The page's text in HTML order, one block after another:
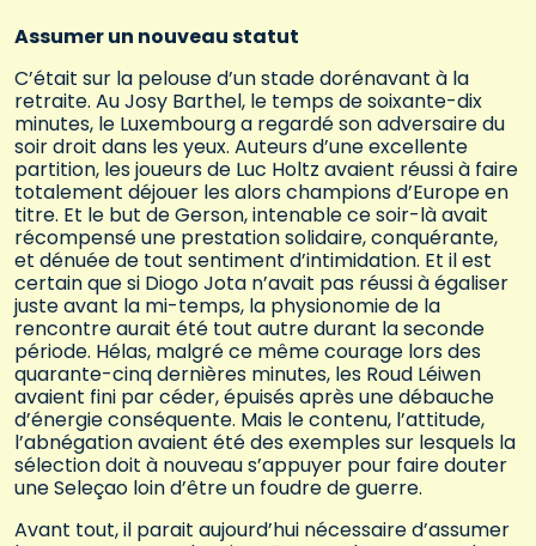
Assumer un nouveau statut
C’était sur la pelouse d’un stade dorénavant à la
retraite. Au Josy Barthel, le temps de soixante-dix
minutes, le Luxembourg a regardé son adversaire du
soir droit dans les yeux. Auteurs d’une excellente
partition, les joueurs de Luc Holtz avaient réussi à faire
totalement déjouer les alors champions d’Europe en
titre. Et le but de Gerson, intenable ce soir-là avait
récompensé une prestation solidaire, conquérante,
et dénuée de tout sentiment d’intimidation. Et il est
certain que si Diogo Jota n’avait pas réussi à égaliser
juste avant la mi-temps, la physionomie de la
rencontre aurait été tout autre durant la seconde
période. Hélas, malgré ce même courage lors des
quarante-cinq dernières minutes, les Roud Léiwen
avaient fini par céder, épuisés après une débauche
d’énergie conséquente. Mais le contenu, l’attitude,
l’abnégation avaient été des exemples sur lesquels la
sélection doit à nouveau s’appuyer pour faire douter
une Seleçao loin d’être un foudre de guerre.
Avant tout, il parait aujourd’hui nécessaire d’assumer